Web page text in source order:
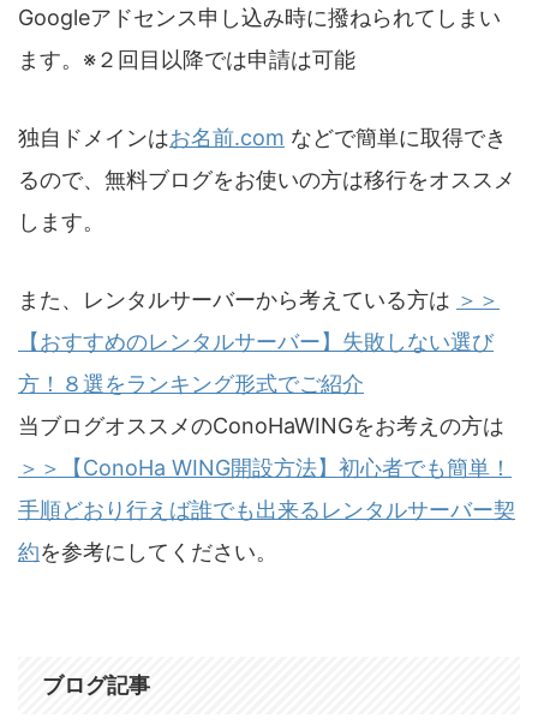
Googleアドセンス申し込み時に撥ねられてしまい
ます。※２回目以降では申請は可能
独自ドメインはお名前.com などで簡単に取得でき
るので、無料ブログをお使いの方は移行をオススメ
します。
また、レンタルサーバーから考えている方は ＞＞
【おすすめのレンタルサーバー】失敗しない選び
方！８選をランキング形式でご紹介
当ブログオススメのConoHaWINGをお考えの方は
＞＞【ConoHa WING開設方法】初心者でも簡単！
手順どおり行えば誰でも出来るレンタルサーバー契
約を参考にしてください。
ブログ記事